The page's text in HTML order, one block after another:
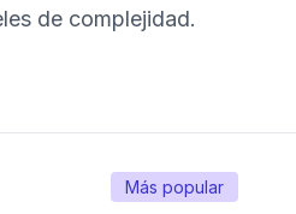
de complejidad.
Más popular